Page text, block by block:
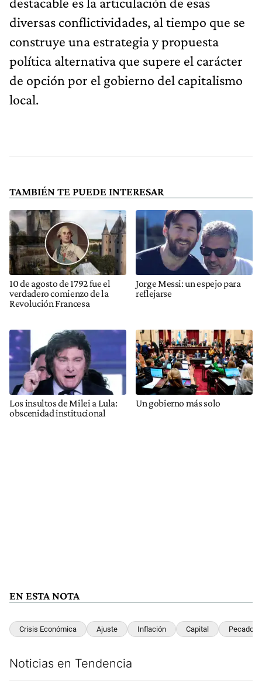
diversas conflictividades, al tiempo que se
construye una estrategia y propuesta
política alternativa que supere el carácter
de opción por el gobierno del capitalismo
local.
TAMBIÉN TE PUEDE INTERESAR
10 de agosto de 1792 fue el
verdadero comienzo de la
Revolución Francesa
Jorge Messi: un espejo para
reflejarse
Los insultos de Milei a Lula:
obscenidad institucional
Un gobierno más solo
EN ESTA NOTA
Crisis Económica Ajuste Inflación Capital Pecado
Noticias en Tendencia